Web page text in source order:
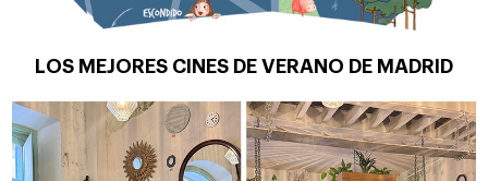
LOS MEJORES CINES DE VERANO DE MADRID